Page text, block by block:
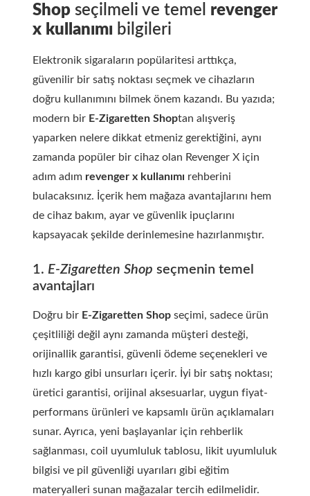
Shop seçilmeli ve temel revenger
x kullanımı bilgileri
Elektronik sigaraların popülaritesi arttıkça,
güvenilir bir satış noktası seçmek ve cihazların
doğru kullanımını bilmek önem kazandı. Bu yazıda;
modern bir E-Zigaretten Shoptan alışveriş
yaparken nelere dikkat etmeniz gerektiğini, aynı
zamanda popüler bir cihaz olan Revenger X için
adım adım revenger x kullanımı rehberini
bulacaksınız. İçerik hem mağaza avantajlarını hem
de cihaz bakım, ayar ve güvenlik ipuçlarını
kapsayacak şekilde derinlemesine hazırlanmıştır.
1. E-Zigaretten Shop seçmenin temel
avantajları
Doğru bir E-Zigaretten Shop seçimi, sadece ürün
çeşitliliği değil aynı zamanda müşteri desteği,
orijinallik garantisi, güvenli ödeme seçenekleri ve
hızlı kargo gibi unsurları içerir. İyi bir satış noktası;
üretici garantisi, orijinal aksesuarlar, uygun fiyat-
performans ürünleri ve kapsamlı ürün açıklamaları
sunar. Ayrıca, yeni başlayanlar için rehberlik
sağlanması, coil uyumluluk tablosu, likit uyumluluk
bilgisi ve pil güvenliği uyarıları gibi eğitim
materyalleri sunan mağazalar tercih edilmelidir.